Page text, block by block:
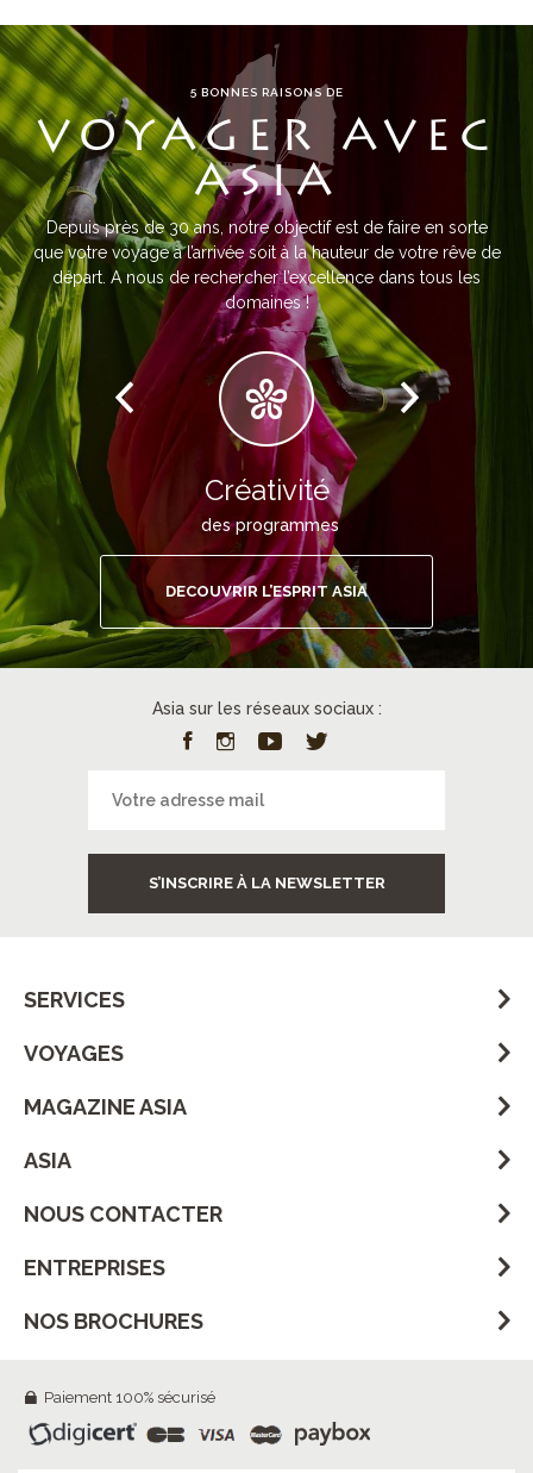
5 BONNES RAISONS DE
VOYAGER AVEC
ASIA
Depuis près de 30 ans, notre objectif est de faire en sorte
que votre voyage à l’arrivée soit à la hauteur de votre rêve de
départ. A nous de rechercher l’excellence dans tous les
domaines !
Créativité
des programmes
DECOUVRIR L’ESPRIT ASIA
Asia sur les réseaux sociaux :
S’INSCRIRE À LA NEWSLETTER
SERVICES
VOYAGES
MAGAZINE ASIA
ASIA
NOUS CONTACTER
ENTREPRISES
NOS BROCHURES
Paiement 100% sécurisé